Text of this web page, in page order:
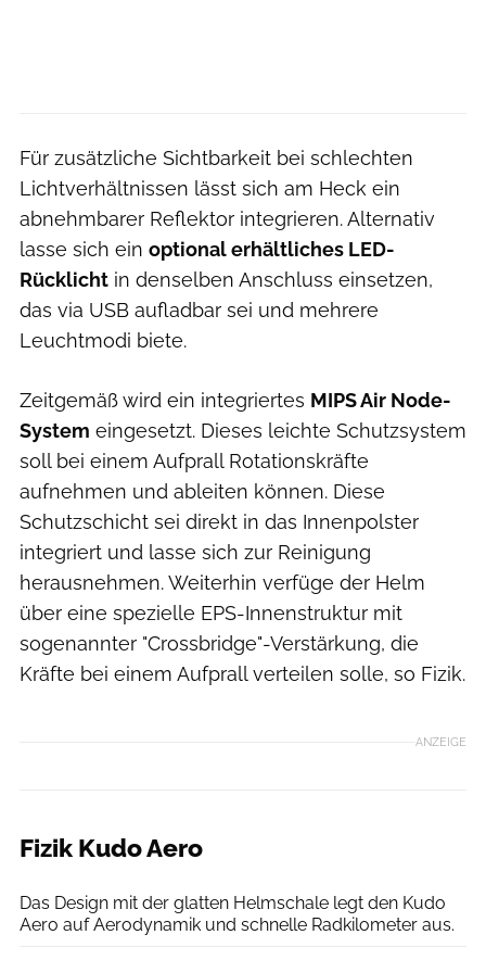
Für zusätzliche Sichtbarkeit bei schlechten
Lichtverhältnissen lässt sich am Heck ein
abnehmbarer Reflektor integrieren. Alternativ
lasse sich ein optional erhältliches LED-
Rücklicht in denselben Anschluss einsetzen,
das via USB aufladbar sei und mehrere
Leuchtmodi biete.
Zeitgemäß wird ein integriertes MIPS Air Node-
System eingesetzt. Dieses leichte Schutzsystem
soll bei einem Aufprall Rotationskräfte
aufnehmen und ableiten können. Diese
Schutzschicht sei direkt in das Innenpolster
integriert und lasse sich zur Reinigung
herausnehmen. Weiterhin verfüge der Helm
über eine spezielle EPS-Innenstruktur mit
sogenannter "Crossbridge"-Verstärkung, die
Kräfte bei einem Aufprall verteilen solle, so Fizik.
ANZEIGE
Fizik Kudo Aero
Das Design mit der glatten Helmschale legt den Kudo
Aero auf Aerodynamik und schnelle Radkilometer aus.